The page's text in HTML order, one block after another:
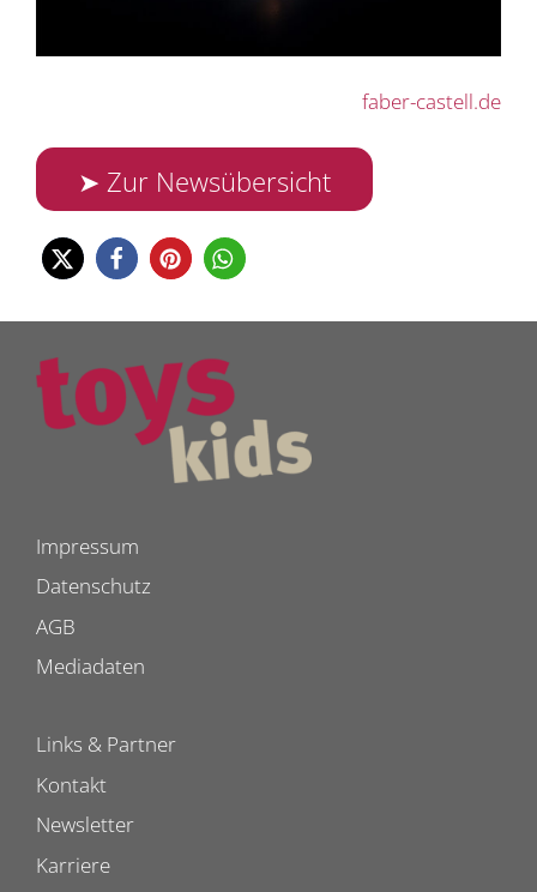
faber-castell.de
➤ Zur Newsübersicht
Impressum
Datenschutz
AGB
Mediadaten
Links & Partner
Kontakt
Newsletter
Karriere